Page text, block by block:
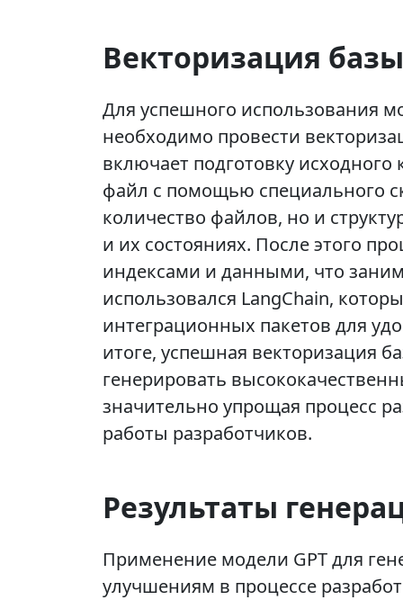
Векторизация
Для успешного использования
необходимо провести
включает подготовку
файл с помощью специального
количество файлов, но и
и их состояниях. После этого
индексами и данными, что
использовался LangChain,
интеграционных пакетов для
итоге, успешная векторизация
генерировать
значительно упрощая процесс
работы разработчиков.
Результаты
Применение модели GPT для
улучшениям в процессе